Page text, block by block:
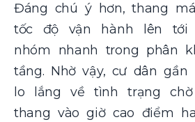
Đáng chú ý hơn, thang
tốc độ vận hành lên tới
nhóm nhanh trong phân
tầng. Nhờ vậy, cư dân gần
lo lắng về tình trạng
thang vào giờ cao điểm